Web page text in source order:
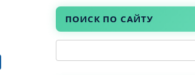
ПОИСК ПО САЙТУ